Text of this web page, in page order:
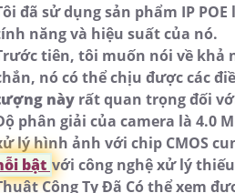
đã sử dụng sản phẩm IP
năng và hiệu suất của nó.
tiên, tôi muốn nói về khả
nó có thể chịu được các
này rất quan trọng đối
phân giải của camera là 4.0
lý hình ảnh với chip CMOS
bật với công nghệ xử lý
Công Ty Đã Có thể xem